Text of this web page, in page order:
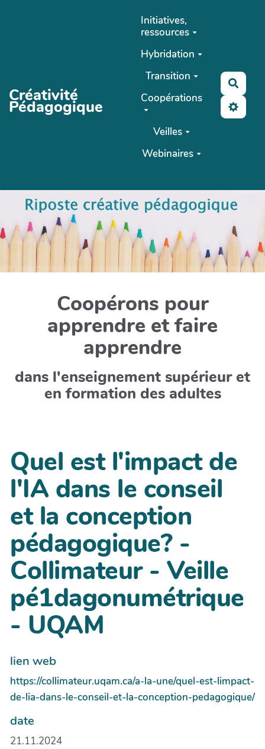
Créativité
Pédagogique
Initiatives,
ressources
Hybridation
Transition
Coopérations
Veilles
Webinaires
Coopérons pour
apprendre et faire
apprendre
dans l'enseignement supérieur et
en formation des adultes
Quel est l'impact de
l'IA dans le conseil
et la conception
pédagogique? -
Collimateur - Veille
pé1dagonumétrique
- UQAM
lien web
https://collimateur.uqam.ca/a-la-une/quel-est-limpact-
de-lia-dans-le-conseil-et-la-conception-pedagogique/
date
21.11.2024